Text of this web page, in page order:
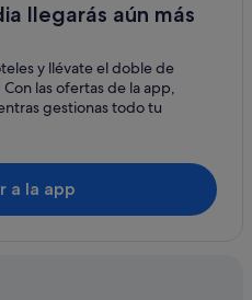
llegarás aún más
y llévate el doble de
las ofertas de la app,
gestionas todo tu
a la app